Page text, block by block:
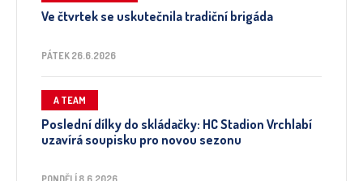
Ve čtvrtek se uskutečnila tradiční brigáda
PÁTEK 26.6.2026
A TEAM
Poslední dílky do skládačky: HC Stadion Vrchlabí
uzavírá soupisku pro novou sezonu